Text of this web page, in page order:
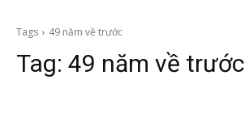
Tags 49 năm về trước
Tag: 49 năm về trước